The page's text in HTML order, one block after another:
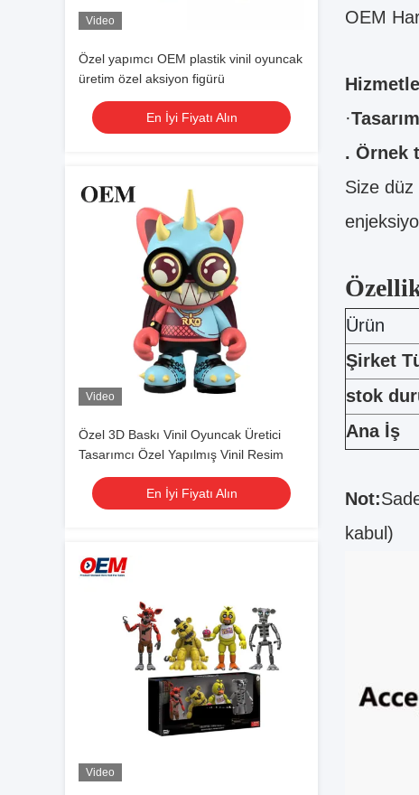
Video
Özel yapımcı OEM plastik vinil oyuncak
üretim özel aksiyon figürü
En İyi Fiyatı Alın
Video
Özel 3D Baskı Vinil Oyuncak Üretici
Tasarımcı Özel Yapılmış Vinil Resim
En İyi Fiyatı Alın
Video
OEM
·
. Örnek
Size düz
Ürün
Şirket
stok
Ana İş
Not:
kabul)